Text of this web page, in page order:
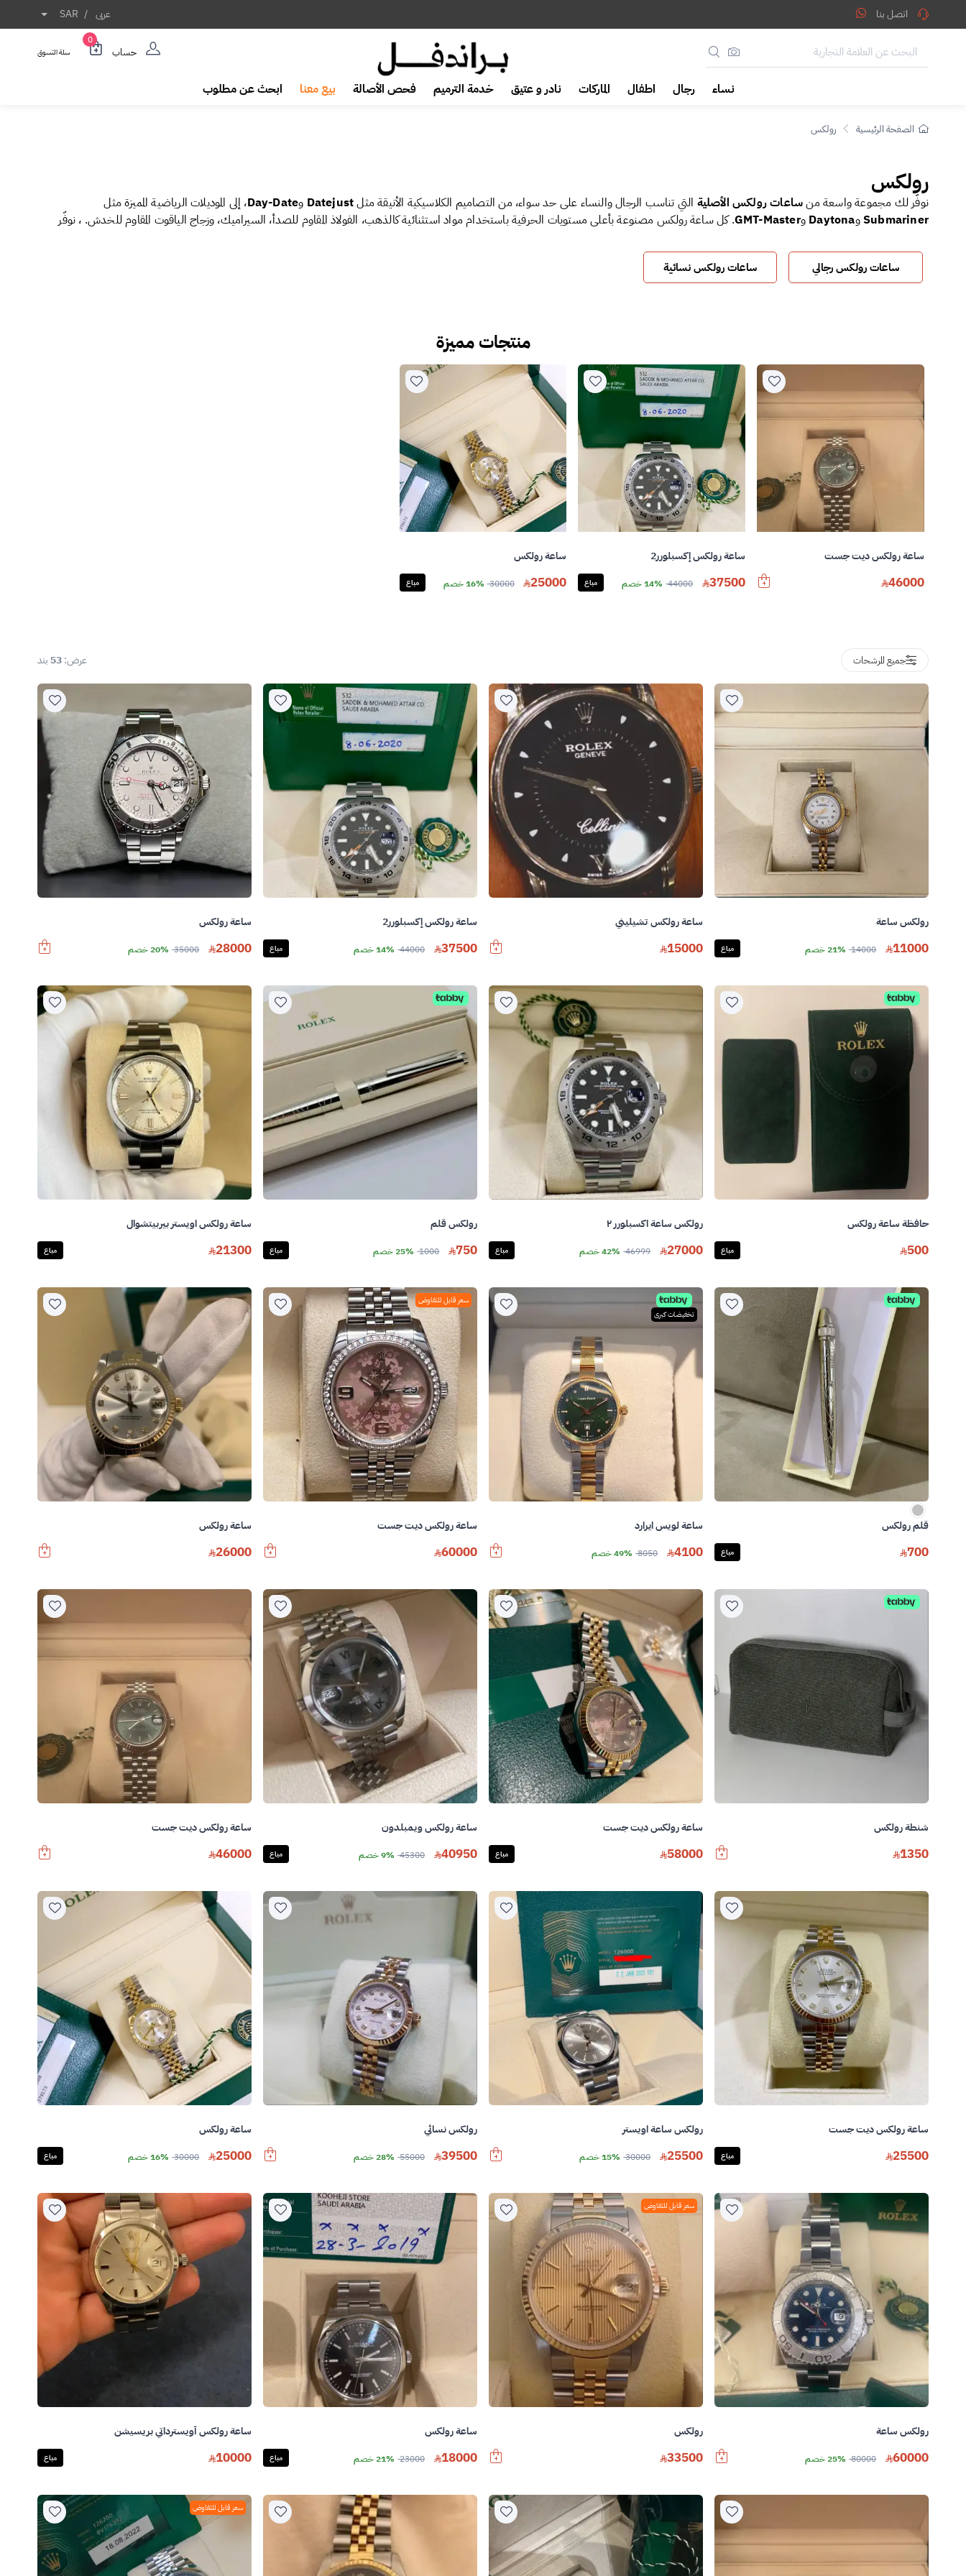
ساعات رولكس الأصلية : تسوق اونلاين بأفضل سعر
اتصل بنا عربى /
SAR
حساب
0
سلة التسوق
نساء رجال اطفال الماركات نادر و عتيق خدمة الترميم فحص الأصالة بيع معنا ابحث عن مطلوب
الصفحة الرئيسية رولكس
رولكس
نوفّر لك مجموعة واسعة منساعات رولكس الأصلية التي تناسب الرجال والنساء على حد سواء، من التصاميم الكلاسيكية الأنيقة مثلDatejust وDay-Date، إلى الموديلات الرياضية المميزة مثل
SubmarinerوDaytona وGMT-Master. كل ساعة رولكس مصنوعة بأعلى مستويات الحرفية باستخدام مواد استثنائية كالذهب، الفولاذ المقاوم للصدأ، السيراميك، وزجاج الياقوت المقاوم للخدش. ، نوفّر
ساعات رولكس رجالي ساعات رولكس نسائية
منتجات مميزة
ساعة رولكس ديت جست
46000
ساعة رولكس إكسبلورر2
37500
44000 14% خصم مباع
ساعة رولكس
25000
30000 16% خصم مباع
جميع المرشحات عرض:53بند
رولكس ساعة
11000
14000 21% خصم مباع
ساعة رولكس تشيليني
15000
ساعة رولكس إكسبلورر2
37500
44000 14% خصم مباع
ساعة رولكس
28000
35000 20% خصم
حافظة ساعة رولكس
500 مباع
رولكس ساعة اكسبلورر ٢
27000
46999 42% خصم مباع
رولكس قلم
750
1000 25% خصم مباع
ساعة رولكس اويستر بيربيتشوال
21300 مباع
قلم رولكس
700 مباع
تخفيضات كبرى
ساعة لويس ايرارد
4100
8050 49% خصم
سعر قابل للتفاوض
ساعة رولكس ديت جست
60000
ساعة رولكس
26000
شنطة رولكس
1350
ساعة رولكس ديت جست
58000 مباع
ساعة رولكس ويمبلدون
40950
45300 9% خصم مباع
ساعة رولكس ديت جست
46000
ساعة رولكس ديت جست
25500 مباع
رولكس ساعة اويستر
25500
30000 15% خصم
رولكس نسائي
39500
55000 28% خصم
ساعة رولكس
25000
30000 16% خصم مباع
رولكس ساعة
60000
80000 25% خصم
سعر قابل للتفاوض
رولكس
33500
ساعة رولكس
18000
23000 21% خصم مباع
ساعة رولكس أويسترداتي بريسيشن
10000 مباع
سعر قابل للتفاوض